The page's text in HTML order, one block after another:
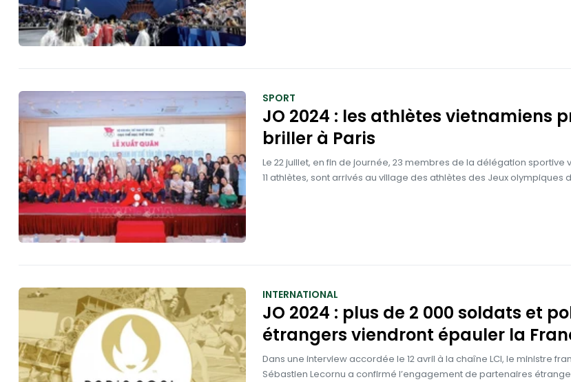
SPORT
JO 2024 : les athlètes vietnamiens
briller à Paris
Le 22 juillet, en fin de journée, 23 membres de la délégation sportive
11 athlètes, sont arrivés au village des athlètes des Jeux olympiques
INTERNATIONAL
JO 2024 : plus de 2 000 soldats et
étrangers viendront épauler la
Dans une interview accordée le 12 avril à la chaîne LCI, le ministre
Sébastien Lecornu a confirmé l’engagement de partenaires